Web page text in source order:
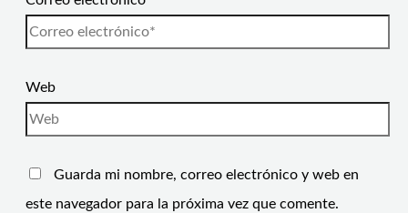
Web
Guarda mi nombre, correo electrónico y web en
este navegador para la próxima vez que comente.